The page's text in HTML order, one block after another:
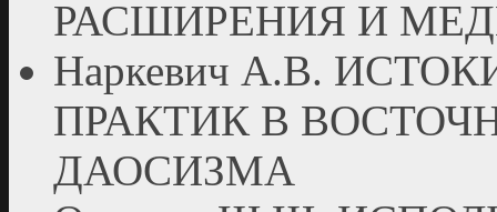
РАСШИРЕНИЯ И
Наркевич А.В.
ПРАКТИК В
ДАОСИЗМА